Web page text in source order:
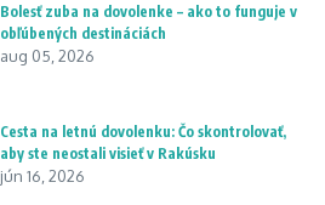
Bolesť zuba na dovolenke – ako to funguje v
obľúbených destináciách
aug 05, 2026
Cesta na letnú dovolenku: Čo skontrolovať,
aby ste neostali visieť v Rakúsku
jún 16, 2026